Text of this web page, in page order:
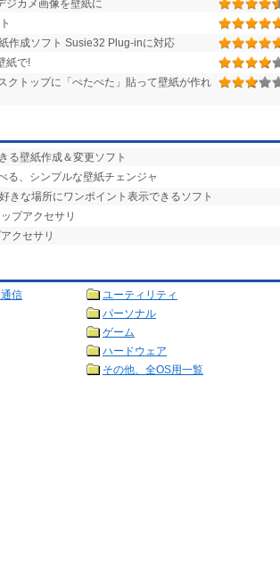
ジカメ画像を壁紙に
作成ソフト Susie32 Plug-inに対応
紙で!
クトップに「ぺたぺた」貼って壁紙が作れ
る壁紙作成＆変更ソフト
る、シンプルな壁紙チェンジャ
きな場所にワンポイント表示できるソフト
プアクセサリ
クセサリ
信
ユーティリティ
パーソナル
ゲーム
ハードウェア
その他、全OS用一覧